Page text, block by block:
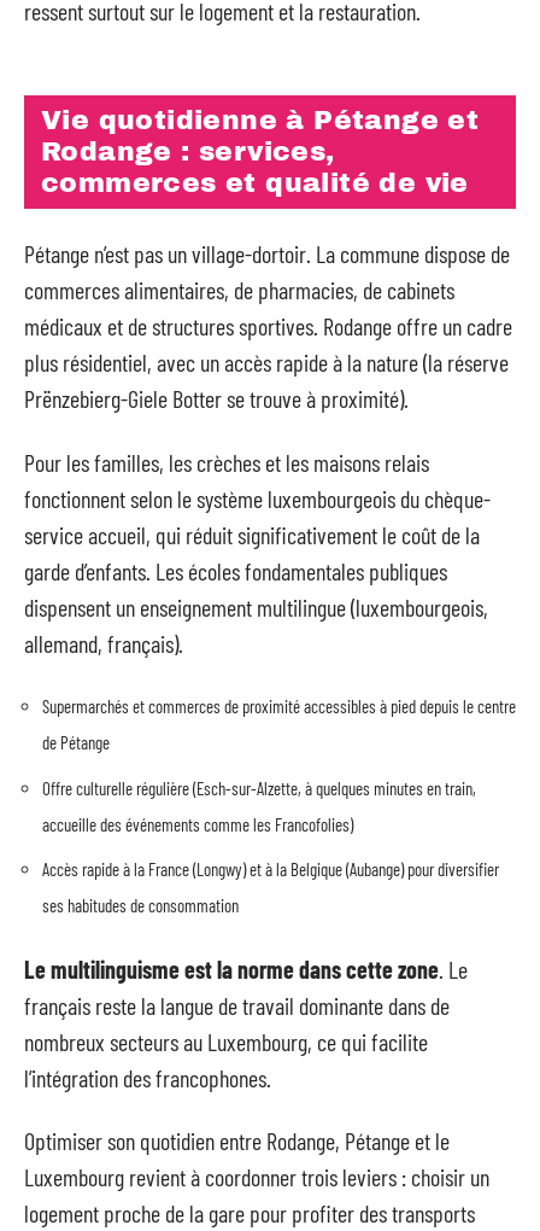
ressent surtout sur le logement et la restauration.
Vie quotidienne à Pétange et
Rodange : services,
commerces et qualité de vie
Pétange n’est pas un village-dortoir. La commune dispose de
commerces alimentaires, de pharmacies, de cabinets
médicaux et de structures sportives. Rodange offre un cadre
plus résidentiel, avec un accès rapide à la nature (la réserve
Prënzebierg-Giele Botter se trouve à proximité).
Pour les familles, les crèches et les maisons relais
fonctionnent selon le système luxembourgeois du chèque-
service accueil, qui réduit significativement le coût de la
garde d’enfants. Les écoles fondamentales publiques
dispensent un enseignement multilingue (luxembourgeois,
allemand, français).
Supermarchés et commerces de proximité accessibles à pied depuis le centre
de Pétange
Offre culturelle régulière (Esch-sur-Alzette, à quelques minutes en train,
accueille des événements comme les Francofolies)
Accès rapide à la France (Longwy) et à la Belgique (Aubange) pour diversifier
ses habitudes de consommation
Le multilinguisme est la norme dans cette zone . Le
français reste la langue de travail dominante dans de
nombreux secteurs au Luxembourg, ce qui facilite
l’intégration des francophones.
Optimiser son quotidien entre Rodange, Pétange et le
Luxembourg revient à coordonner trois leviers : choisir un
logement proche de la gare pour profiter des transports